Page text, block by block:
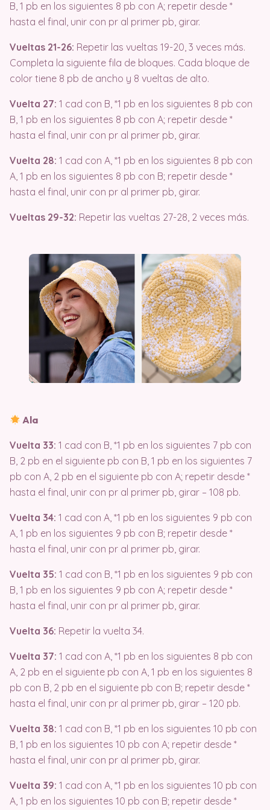
B, 1 pb en los siguientes 8 pb con A; repetir desde *
hasta el final, unir con pr al primer pb, girar.
Vueltas 21-26: Repetir las vueltas 19-20, 3 veces más.
Completa la siguiente fila de bloques. Cada bloque de
color tiene 8 pb de ancho y 8 vueltas de alto.
Vuelta 27: 1 cad con B, *1 pb en los siguientes 8 pb con
B, 1 pb en los siguientes 8 pb con A; repetir desde *
hasta el final, unir con pr al primer pb, girar.
Vuelta 28: 1 cad con A, *1 pb en los siguientes 8 pb con
A, 1 pb en los siguientes 8 pb con B; repetir desde *
hasta el final, unir con pr al primer pb, girar.
Vueltas 29-32: Repetir las vueltas 27-28, 2 veces más.
Ala
Vuelta 33: 1 cad con B, *1 pb en los siguientes 7 pb con
B, 2 pb en el siguiente pb con B, 1 pb en los siguientes 7
pb con A, 2 pb en el siguiente pb con A; repetir desde *
hasta el final, unir con pr al primer pb, girar – 108 pb.
Vuelta 34: 1 cad con A, *1 pb en los siguientes 9 pb con
A, 1 pb en los siguientes 9 pb con B; repetir desde *
hasta el final, unir con pr al primer pb, girar.
Vuelta 35: 1 cad con B, *1 pb en los siguientes 9 pb con
B, 1 pb en los siguientes 9 pb con A; repetir desde *
hasta el final, unir con pr al primer pb, girar.
Vuelta 36: Repetir la vuelta 34.
Vuelta 37: 1 cad con A, *1 pb en los siguientes 8 pb con
A, 2 pb en el siguiente pb con A, 1 pb en los siguientes 8
pb con B, 2 pb en el siguiente pb con B; repetir desde *
hasta el final, unir con pr al primer pb, girar – 120 pb.
Vuelta 38: 1 cad con B, *1 pb en los siguientes 10 pb con
B, 1 pb en los siguientes 10 pb con A; repetir desde *
hasta el final, unir con pr al primer pb, girar.
Vuelta 39: 1 cad con A, *1 pb en los siguientes 10 pb con
A, 1 pb en los siguientes 10 pb con B; repetir desde *